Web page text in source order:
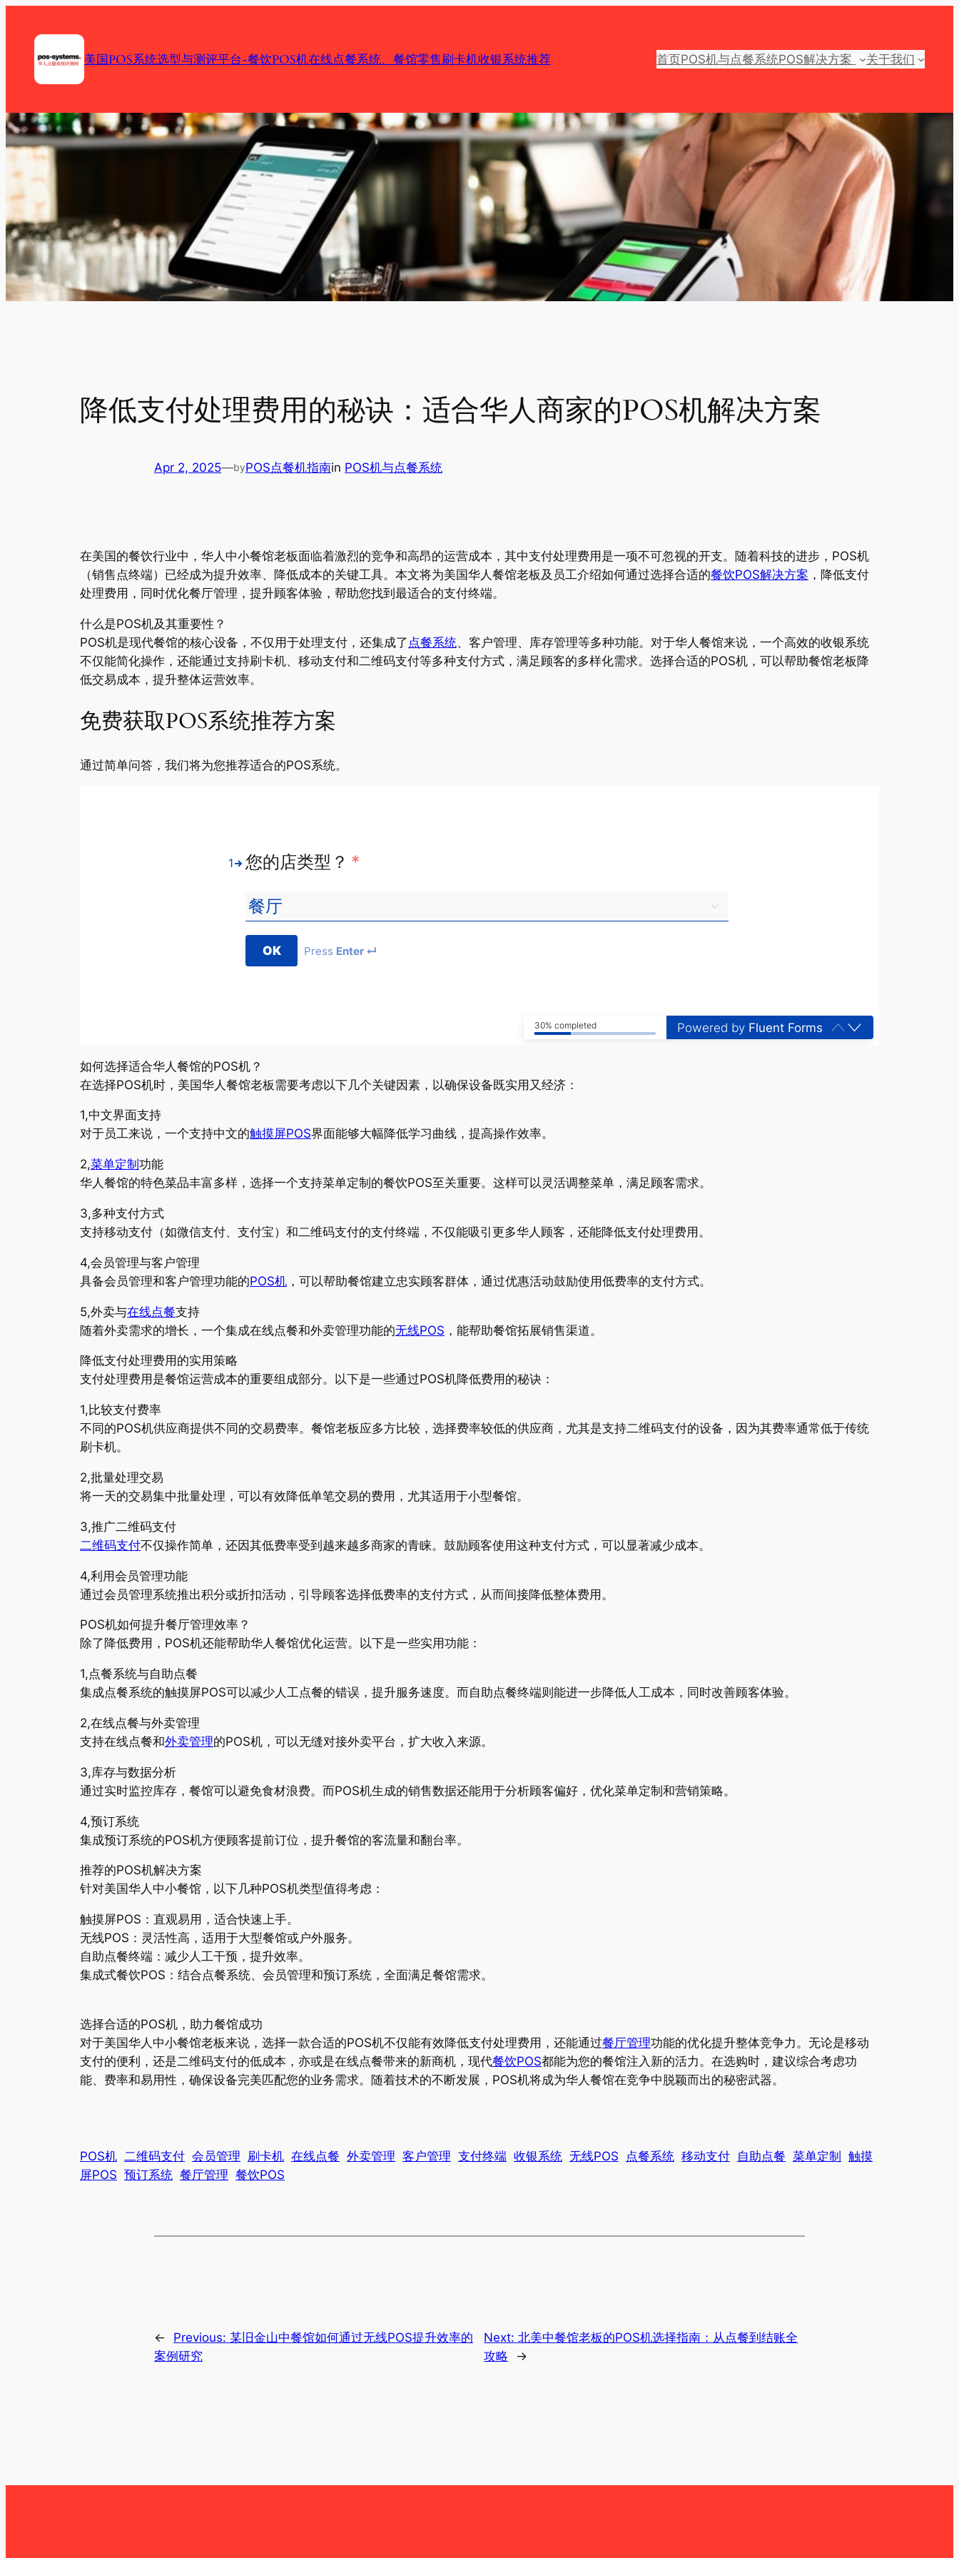
content
美国POS系统选型与测评平台-餐饮POS机在线点餐系统、餐馆零售刷卡机收银系统推荐 首页POS机与点餐系统POS解决方案 关于我们
降低支付处理费用的秘诀：适合华人商家的POS机解决方案
Apr 2, 2025—byPOS点餐机指南in POS机与点餐系统
在美国的餐饮行业中，华人中小餐馆老板面临着激烈的竞争和高昂的运营成本，其中支付处理费用是一项不可忽视的开支。随着科技的进步，POS机
（销售点终端）已经成为提升效率、降低成本的关键工具。本文将为美国华人餐馆老板及员工介绍如何通过选择合适的餐饮POS解决方案 ，降低支付
处理费用，同时优化餐厅管理，提升顾客体验，帮助您找到最适合的支付终端。
什么是POS机及其重要性？
POS机是现代餐馆的核心设备，不仅用于处理支付，还集成了 点餐系统、客户管理、库存管理等多种功能。对于华人餐馆来说，一个高效的收银系统
不仅能简化操作，还能通过支持刷卡机、移动支付和二维码支付等多种支付方式，满足顾客的多样化需求。选择合适的POS机，可以帮助餐馆老板降
低交易成本，提升整体运营效率。
免费获取POS系统推荐方案
通过简单问答，我们将为您推荐适合的POS系统。
1 您的店类型？ *
OK Press Enter ↵
30% completed Powered by Fluent Forms
如何选择适合华人餐馆的POS机？
在选择POS机时，美国华人餐馆老板需要考虑以下几个关键因素，以确保设备既实用又经济：
1,中文界面支持
对于员工来说，一个支持中文的触摸屏POS界面能够大幅降低学习曲线，提高操作效率。
2,菜单定制 功能
华人餐馆的特色菜品丰富多样，选择一个支持菜单定制的餐饮POS至关重要。这样可以灵活调整菜单，满足顾客需求。
3,多种支付方式
支持移动支付（如微信支付、支付宝）和二维码支付的支付终端，不仅能吸引更多华人顾客，还能降低支付处理费用。
4,会员管理与客户管理
具备会员管理和客户管理功能的POS机 ，可以帮助餐馆建立忠实顾客群体，通过优惠活动鼓励使用低费率的支付方式。
5,外卖与在线点餐支持
随着外卖需求的增长，一个集成在线点餐和外卖管理功能的无线POS ，能帮助餐馆拓展销售渠道。
降低支付处理费用的实用策略
支付处理费用是餐馆运营成本的重要组成部分。以下是一些通过POS机降低费用的秘诀：
1,比较支付费率
不同的POS机供应商提供不同的交易费率。餐馆老板应多方比较，选择费率较低的供应商，尤其是支持二维码支付的设备，因为其费率通常低于传统
刷卡机。
2,批量处理交易
将一天的交易集中批量处理，可以有效降低单笔交易的费用，尤其适用于小型餐馆。
3,推广二维码支付
二维码支付不仅操作简单，还因其低费率受到越来越多商家的青睐。鼓励顾客使用这种支付方式，可以显著减少成本。
4,利用会员管理功能
通过会员管理系统推出积分或折扣活动，引导顾客选择低费率的支付方式，从而间接降低整体费用。
POS机如何提升餐厅管理效率？
除了降低费用，POS机还能帮助华人餐馆优化运营。以下是一些实用功能：
1,点餐系统与自助点餐
集成点餐系统的触摸屏POS可以减少人工点餐的错误，提升服务速度。而自助点餐终端则能进一步降低人工成本，同时改善顾客体验。
2,在线点餐与外卖管理
支持在线点餐和外卖管理的POS机，可以无缝对接外卖平台，扩大收入来源。
3,库存与数据分析
通过实时监控库存，餐馆可以避免食材浪费。而POS机生成的销售数据还能用于分析顾客偏好，优化菜单定制和营销策略。
4,预订系统
集成预订系统的POS机方便顾客提前订位，提升餐馆的客流量和翻台率。
推荐的POS机解决方案
针对美国华人中小餐馆，以下几种POS机类型值得考虑：
触摸屏POS：直观易用，适合快速上手。
无线POS：灵活性高，适用于大型餐馆或户外服务。
自助点餐终端：减少人工干预，提升效率。
集成式餐饮POS：结合点餐系统、会员管理和预订系统，全面满足餐馆需求。
选择合适的POS机，助力餐馆成功
对于美国华人中小餐馆老板来说，选择一款合适的POS机不仅能有效降低支付处理费用，还能通过餐厅管理功能的优化提升整体竞争力。无论是移动
支付的便利，还是二维码支付的低成本，亦或是在线点餐带来的新商机，现代餐饮POS都能为您的餐馆注入新的活力。在选购时，建议综合考虑功
能、费率和易用性，确保设备完美匹配您的业务需求。随着技术的不断发展，POS机将成为华人餐馆在竞争中脱颖而出的秘密武器。
POS机 二维码支付 会员管理 刷卡机 在线点餐 外卖管理 客户管理 支付终端 收银系统 无线POS 点餐系统 移动支付 自助点餐 菜单定制 触摸
屏POS 预订系统 餐厅管理 餐饮POS
← Previous: 某旧金山中餐馆如何通过无线POS提升效率的
案例研究
Next:北美中餐馆老板的POS机选择指南：从点餐到结账全
攻略
→